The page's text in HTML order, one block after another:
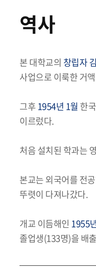
역사
본 대학교의 창립자
사업으로 이룩한 거
그후1954년 1월 한
이르렀다.
처음 설치된 학과는
본교는 외국어를 전
뚜렷이 다져나갔다.
개교 이듬해인 1955
졸업생(133명)을 배